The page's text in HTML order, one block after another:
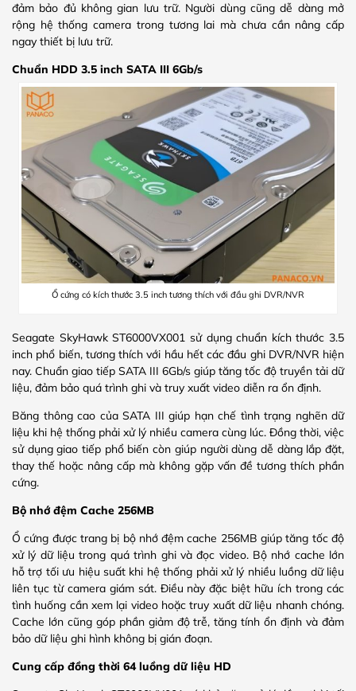
đảm bảo đủ không gian lưu trữ. Người dùng cũng dễ dàng mở
rộng hệ thống camera trong tương lai mà chưa cần nâng cấp
ngay thiết bị lưu trữ.
Chuẩn HDD 3.5 inch SATA III 6Gb/s
Ổ cứng có kích thước 3.5 inch tương thích với đầu ghi DVR/NVR
Seagate SkyHawk ST6000VX001 sử dụng chuẩn kích thước 3.5
inch phổ biến, tương thích với hầu hết các đầu ghi DVR/NVR hiện
nay. Chuẩn giao tiếp SATA III 6Gb/s giúp tăng tốc độ truyền tải dữ
liệu, đảm bảo quá trình ghi và truy xuất video diễn ra ổn định.
Băng thông cao của SATA III giúp hạn chế tình trạng nghẽn dữ
liệu khi hệ thống phải xử lý nhiều camera cùng lúc. Đồng thời, việc
sử dụng giao tiếp phổ biến còn giúp người dùng dễ dàng lắp đặt,
thay thế hoặc nâng cấp mà không gặp vấn đề tương thích phần
cứng.
Bộ nhớ đệm Cache 256MB
Ổ cứng được trang bị bộ nhớ đệm cache 256MB giúp tăng tốc độ
xử lý dữ liệu trong quá trình ghi và đọc video. Bộ nhớ cache lớn
hỗ trợ tối ưu hiệu suất khi hệ thống phải xử lý nhiều luồng dữ liệu
liên tục từ camera giám sát. Điều này đặc biệt hữu ích trong các
tình huống cần xem lại video hoặc truy xuất dữ liệu nhanh chóng.
Cache lớn cũng góp phần giảm độ trễ, tăng tính ổn định và đảm
bảo dữ liệu ghi hình không bị gián đoạn.
Cung cấp đồng thời 64 luồng dữ liệu HD